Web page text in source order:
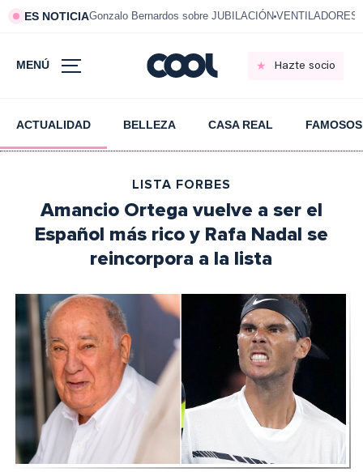
ES NOTICIAGonzalo Bernardos sobre JUBILACIÓN VENTILADORES
MENÚ Hazte socio
ACTUALIDAD BELLEZA CASA REAL FAMOSOS
LISTA FORBES
Amancio Ortega vuelve a ser el
Español más rico y Rafa Nadal se
reincorpora a la lista